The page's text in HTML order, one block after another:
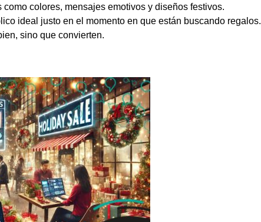
colores, mensajes emotivos y diseños festivos.
ideal justo en el momento en que están buscando regalos.
sino que convierten.